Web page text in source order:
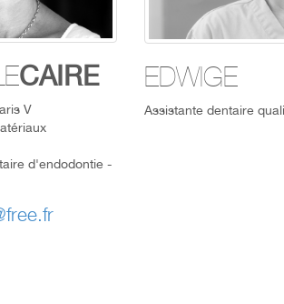
CAIRE
V
d'endodontie -
EDWIGE
Assistante dentaire